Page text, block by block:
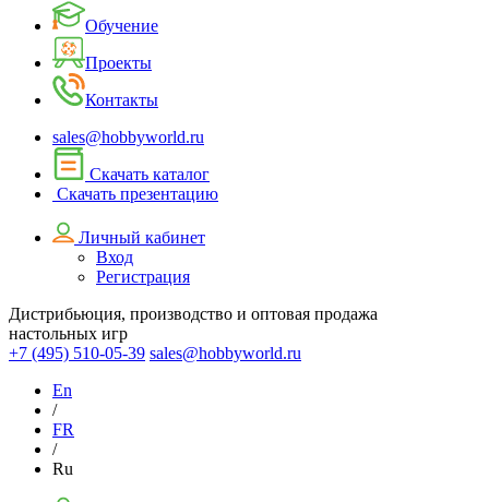
Обучение
Проекты
Контакты
sales@hobbyworld.ru
Скачать каталог
Скачать презентацию
Личный кабинет
Вход
Регистрация
Дистрибьюция, производство и оптовая продажа
настольных игр
+7 (495) 510-05-39 sales@hobbyworld.ru
En
/
FR
/
Ru